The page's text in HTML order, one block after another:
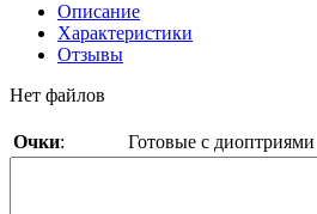
Описание
Характеристики
Отзывы
Нет файлов
Очки: Готовые с диоптриями